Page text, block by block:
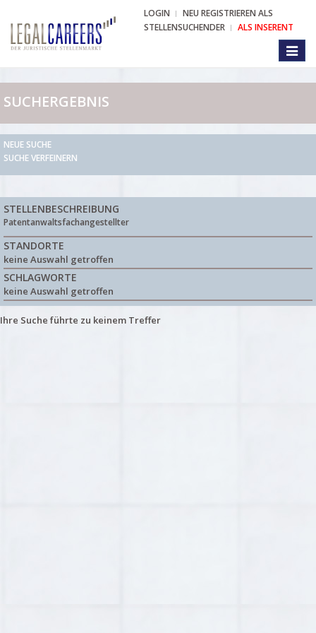
LOGIN
NEU REGISTRIEREN ALS
STELLENSUCHENDER
ALS INSERENT
SUCHERGEBNIS
NEUE SUCHE
SUCHE VERFEINERN
STELLENBESCHREIBUNG
Patentanwaltsfachangestellter
STANDORTE
keine Auswahl getroffen
SCHLAGWORTE
keine Auswahl getroffen
Ihre Suche führte zu keinem Treffer